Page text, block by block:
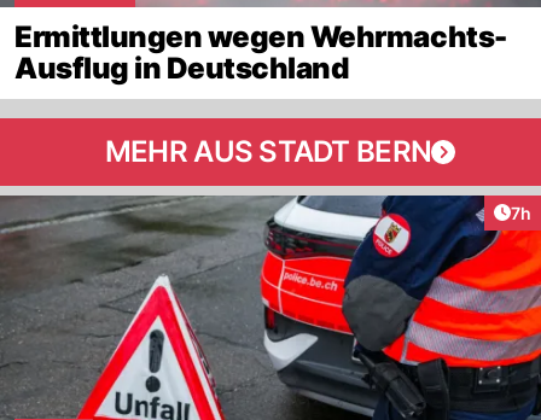
Ermittlungen wegen Wehrmachts-
Ausflug in Deutschland
MEHR AUS STADT BERN
7h